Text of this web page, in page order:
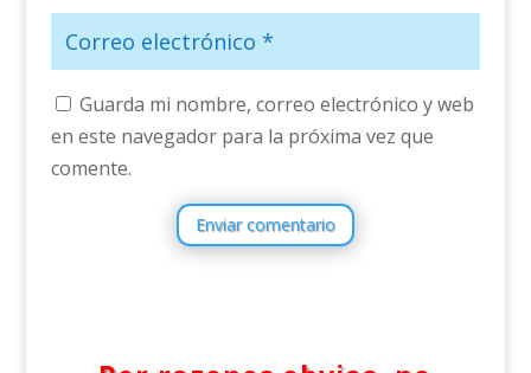
Guarda mi nombre, correo electrónico y web
en este navegador para la próxima vez que
comente.
Enviar comentario